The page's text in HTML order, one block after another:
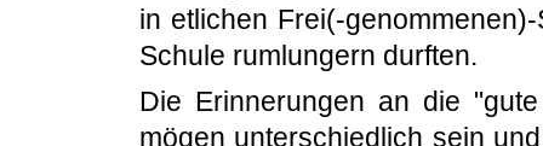
in etlichen Frei(-
Schule rumlungern durften.
Die Erinnerungen an die
mögen unterschiedlich sein